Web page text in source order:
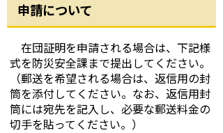
申請について
在団証明を申請される場合は、下記様
式を防災安全課まで提出してください。
（郵送を希望される場合は、返信用の封
筒を添付してください。なお、返信用封
筒には宛先を記入し、必要な郵送料金の
切手を貼ってください。）